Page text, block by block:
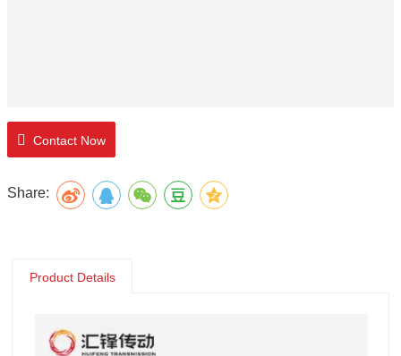
Contact Now
Share:
Product Details